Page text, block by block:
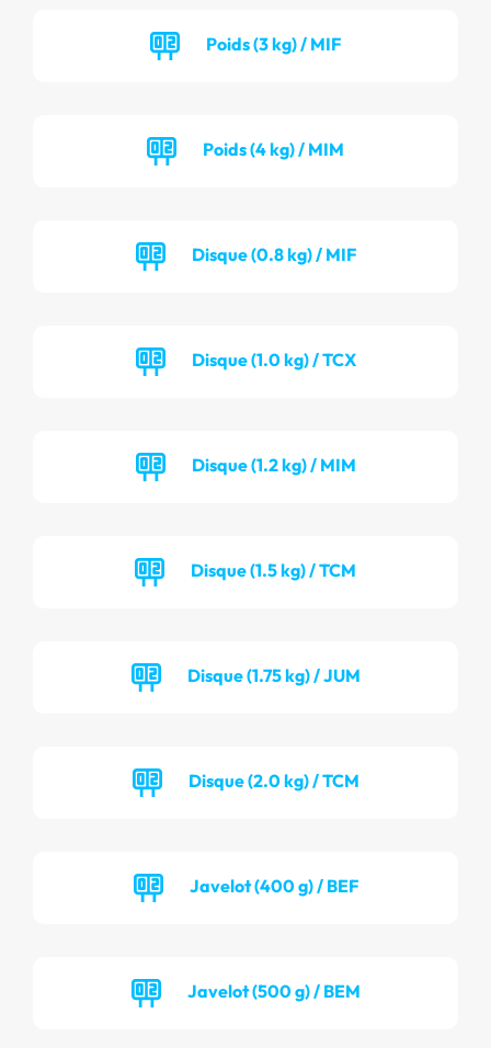
Poids (3 kg) / MIF
Poids (4 kg) / MIM
Disque (0.8 kg) / MIF
Disque (1.0 kg) / TCX
Disque (1.2 kg) / MIM
Disque (1.5 kg) / TCM
Disque (1.75 kg) / JUM
Disque (2.0 kg) / TCM
Javelot (400 g) / BEF
Javelot (500 g) / BEM